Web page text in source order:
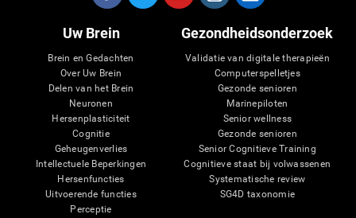
Uw Brein
Brein en Gedachten
Over Uw Brein
Delen van het Brein
Neuronen
Hersenplasticiteit
Cognitie
Geheugenverlies
Intellectuele Beperkingen
Hersenfuncties
Uitvoerende functies
Perceptie
Gezondheidsonderzoek
Validatie van digitale therapieën
Computerspelletjes
Gezonde senioren
Marinepiloten
Senior wellness
Gezonde senioren
Senior Cognitieve Training
Cognitieve staat bij volwassenen
Systematische review
SG4D taxonomie